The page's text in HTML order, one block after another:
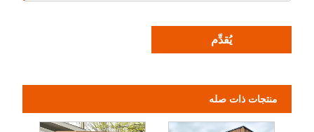
يُقدِّم
منتجات ذات صله